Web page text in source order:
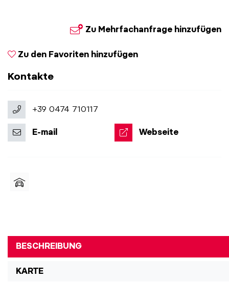
Zu Mehrfachanfrage hinzufügen
Zu den Favoriten hinzufügen
Kontakte
+39 0474 710117
E-mail Webseite
BESCHREIBUNG
KARTE